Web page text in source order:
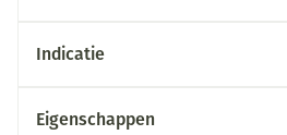
Indicatie
Eigenschappen